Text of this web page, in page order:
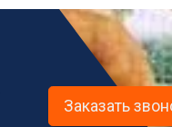
Заказать